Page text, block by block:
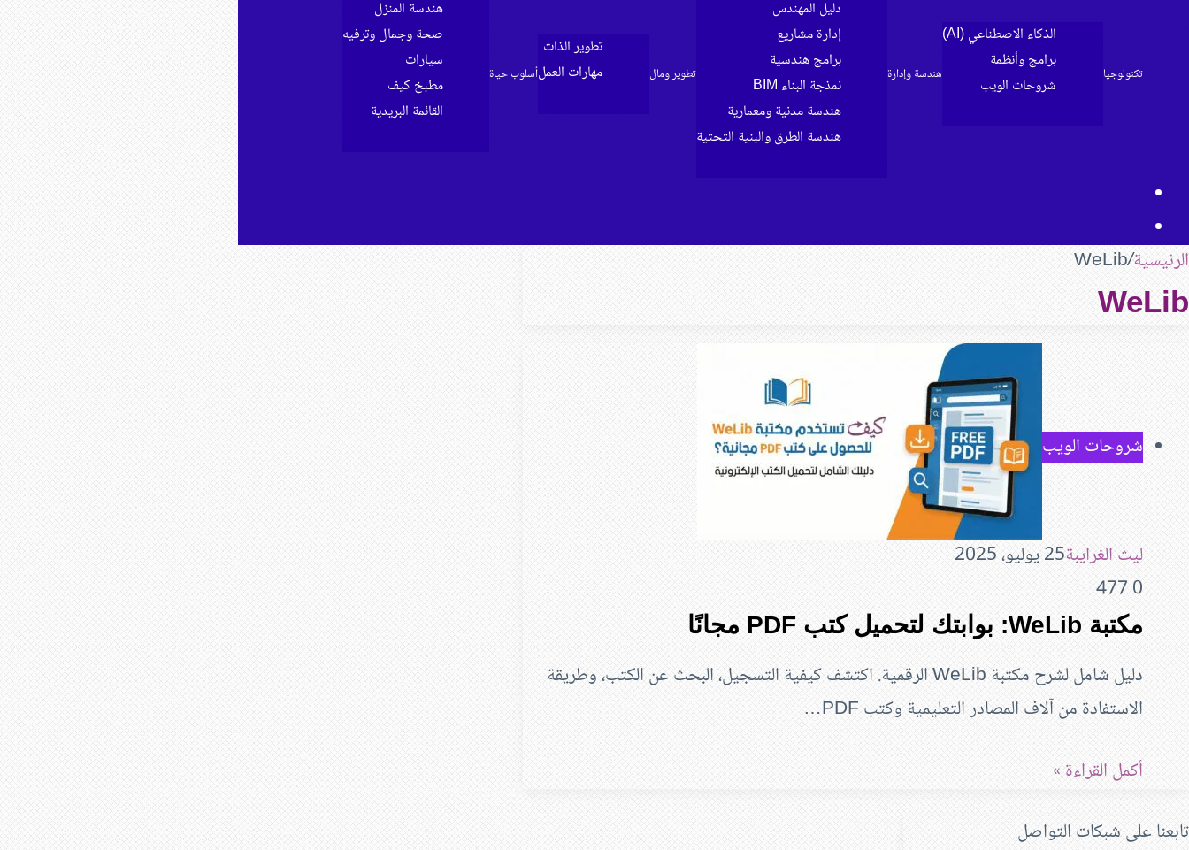
الرئيسية
تكنولوجيا
الذكاء الاصطناعي (AI)
برامج وأنظمة
شروحات الويب
هندسة وإدارة
دليل المهندس
إدارة مشاريع
برامج هندسية
نمذجة البناء BIM
هندسة مدنية ومعمارية
هندسة الطرق والبنية التحتية
تطوير ومال
تطوير الذات
مهارات العملأسلوب حياة
هندسة المنزل
صحة وجمال وترفيه
سيارات
مطبخ كيف
القائمة البريدية
عنالرئيسية/
WeLib
WeLib
شروحات الويب
ليث الغرايبة25 يوليو، 2025
0
مكتبة WeLib: بوابتك لتحميل كتب PDF مجانًا
دليل شامل لشرح مكتبة WeLib الرقمية. اكتشف كيفية التسجيل، البحث عن الكتب، وطريقة
الاستفادة من آلاف المصادر التعليمية وكتب PDF…
أكمل القراءة »
تابعنا على شبكات التواصل